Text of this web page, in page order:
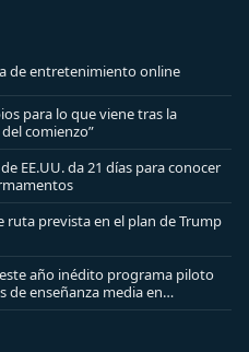
de entretenimiento online
para lo que viene tras la
comienzo”
EE.UU. da 21 días para conocer
ruta prevista en el plan de Trump
año inédito programa piloto
de enseñanza media en